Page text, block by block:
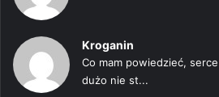
Kroganin
Co mam powiedzieć,
dużo nie st...